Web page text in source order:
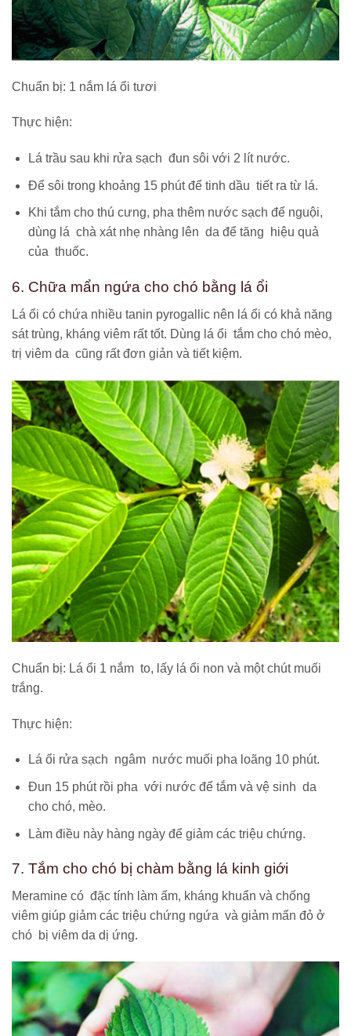
Chuẩn bị: 1 nắm lá ổi tươi
Thực hiện:
Lá trầu sau khi rửa sạch đun sôi với 2 lít nước.
Để sôi trong khoảng 15 phút để tinh dầu tiết ra từ lá.
Khi tắm cho thú cưng, pha thêm nước sạch để nguội,
dùng lá chà xát nhẹ nhàng lên da để tăng hiệu quả
của thuốc.
6. Chữa mẩn ngứa cho chó bằng lá ổi
Lá ổi có chứa nhiều tanin pyrogallic nên lá ổi có khả năng
sát trùng, kháng viêm rất tốt. Dùng lá ổi tắm cho chó mèo,
trị viêm da cũng rất đơn giản và tiết kiệm.
Chuẩn bị: Lá ổi 1 nắm to, lấy lá ổi non và một chút muối
trắng.
Thực hiện:
Lá ổi rửa sạch ngâm nước muối pha loãng 10 phút.
Đun 15 phút rồi pha với nước để tắm và vệ sinh da
cho chó, mèo.
Làm điều này hàng ngày để giảm các triệu chứng.
7. Tắm cho chó bị chàm bằng lá kinh giới
Meramine có đặc tính làm ấm, kháng khuẩn và chống
viêm giúp giảm các triệu chứng ngứa và giảm mẩn đỏ ở
chó bị viêm da dị ứng.